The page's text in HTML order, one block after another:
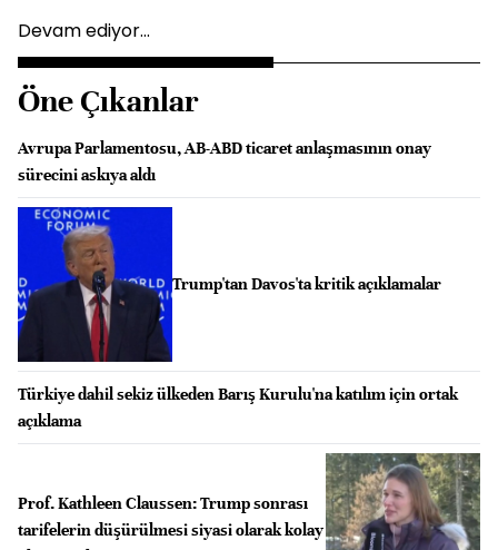
Devam ediyor...
Öne Çıkanlar
Avrupa Parlamentosu, AB-ABD ticaret anlaşmasının onay
sürecini askıya aldı
Trump'tan Davos'ta kritik açıklamalar
Türkiye dahil sekiz ülkeden Barış Kurulu'na katılım için ortak
açıklama
Prof. Kathleen Claussen: Trump sonrası
tarifelerin düşürülmesi siyasi olarak kolay